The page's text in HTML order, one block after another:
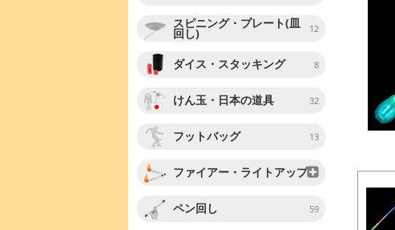
スピニング・プレート(皿
回し) 12
ダイス・スタッキング 8
けん玉・日本の道具 32
フットバッグ 13
ファイアー・ライトアップ
ペン回し 59